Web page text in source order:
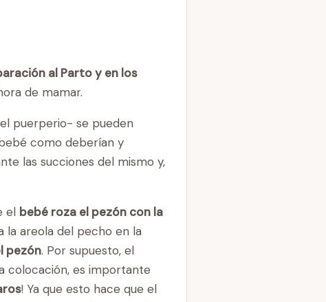
al Parto y en los
de mamar.
puerperio- se pueden
como deberían y
las succiones del mismo y,
el bebé roza el pezón con la
la areola del pecho en la
pezón. Por supuesto, el
colocación, es importante
! Ya que esto hace que el